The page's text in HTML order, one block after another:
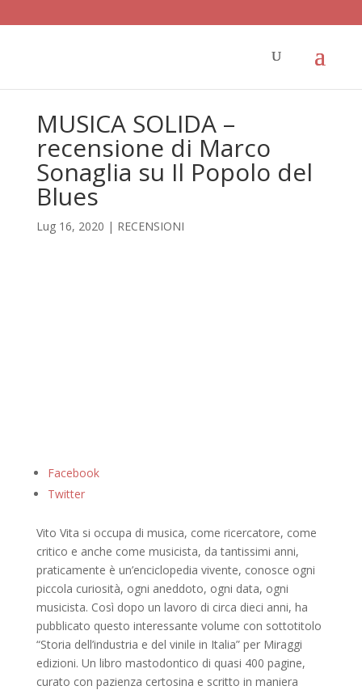
MUSICA SOLIDA –
recensione di Marco
Sonaglia su Il Popolo del
Blues
Lug 16, 2020 | RECENSIONI
Facebook
Twitter
Vito Vita si occupa di musica, come ricercatore, come
critico e anche come musicista, da tantissimi anni,
praticamente è un’enciclopedia vivente, conosce ogni
piccola curiosità, ogni aneddoto, ogni data, ogni
musicista. Così dopo un lavoro di circa dieci anni, ha
pubblicato questo interessante volume con sottotitolo
“Storia dell’industria e del vinile in Italia” per Miraggi
edizioni. Un libro mastodontico di quasi 400 pagine,
curato con pazienza certosina e scritto in maniera